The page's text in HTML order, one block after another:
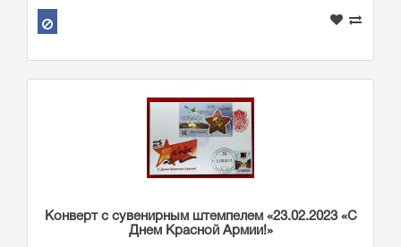
Конверт с сувенирным штемпелем «23.02.2023 «С
Днем Красной Армии!»